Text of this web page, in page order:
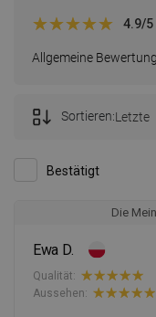
Allgemeine
4.9/5
Bestätigt
Sortieren:Letzte
Die
Ewa D.
Qualität:
Aussehen: